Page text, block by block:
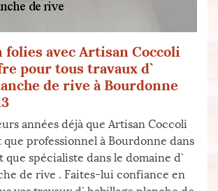
folies avec Artisan Coccoli
pour tous travaux d`
de rive à Bourdonne
années déjà que Artisan Coccoli
professionnel à Bourdonne dans
que spécialiste dans le domaine d`
de rive . Faites-lui confiance en